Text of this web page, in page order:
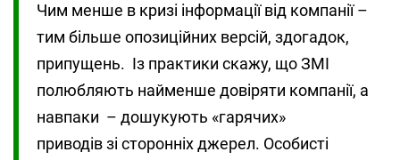
Чим менше в кризі інформації від компанії –
тим більше опозиційних версій, здогадок,
припущень. Із практики скажу, що ЗМІ
полюбляють найменше довіряти компанії, а
навпаки – дошукують «гарячих»
приводів зі сторонніх джерел. Особисті